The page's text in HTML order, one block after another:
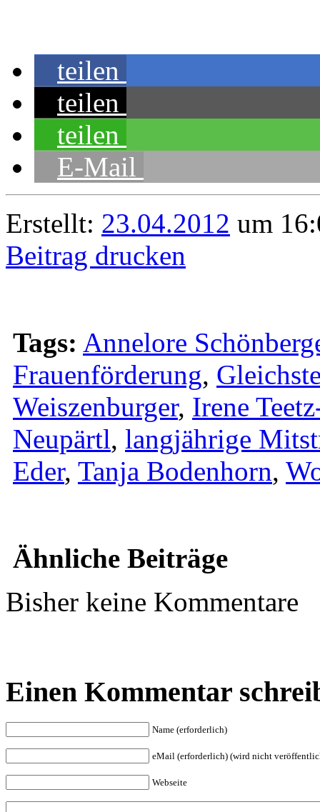
teilen
teilen
teilen
E-Mail
Erstellt: 23.04.2012 um
Beitrag drucken
Tags: Annelore
Frauenförderung,
Weiszenburger, Irene
Neupärtl, langjährige
Eder, Tanja Bodenhorn,
Ähnliche Beiträge
Bisher keine Kommentare
Einen Kommentar
Name (erforderlich)
eMail (erforderlich) (wird nicht
Webseite